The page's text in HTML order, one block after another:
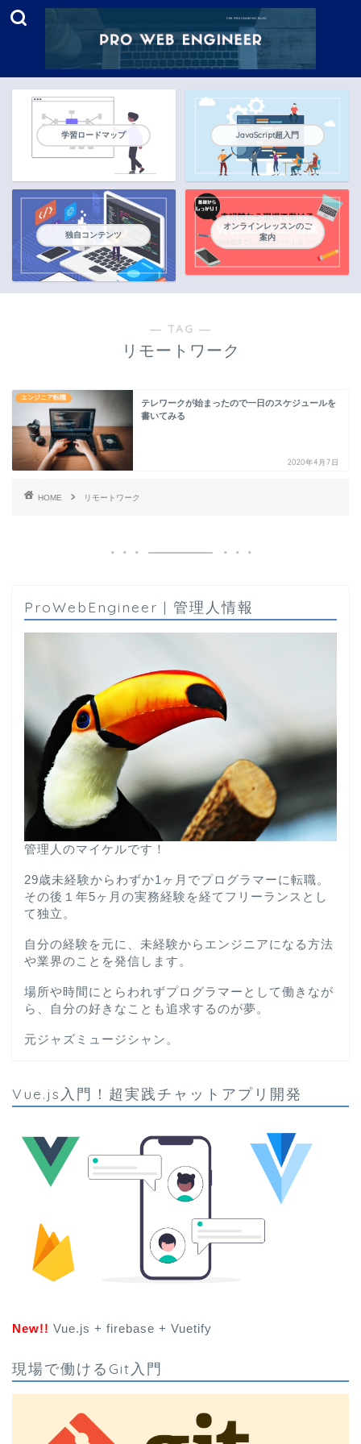
学習ロードマップ JavaScript超入門
独自コンテンツ
オンラインレッスンのご
案内
― TAG ―
リモートワーク
エンジニア転職
テレワークが始まったので一日のスケジュールを
書いてみる
2020年4月7日
HOME リモートワーク
ProWebEngineer | 管理人情報
管理人のマイケルです！
29歳未経験からわずか1ヶ月でプログラマーに転職。
その後１年5ヶ月の実務経験を経てフリーランスとし
て独立。
自分の経験を元に、未経験からエンジニアになる方法
や業界のことを発信します。
場所や時間にとらわれずプログラマーとして働きなが
ら、自分の好きなことも追求するのが夢。
元ジャズミュージシャン。
Vue.js入門！超実践チャットアプリ開発
New!! Vue.js + firebase + Vuetify
現場で働けるGit入門